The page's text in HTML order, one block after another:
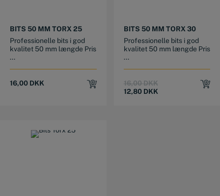
BITS 50 MM TORX 25
Professionelle bits i god
kvalitet 50 mm længde Pris
...
16,00 DKK
BITS 50 MM TORX 30
Professionelle bits i god
kvalitet 50 mm længde Pris
...
16,00DKKOriginal
price
12,80 DKK
Current
price